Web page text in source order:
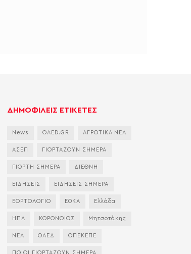
ΔΗΜΟΦΙΛΕΙΣ ΕΤΙΚΕΤΕΣ
News OAED.GR ΑΓΡΟΤΙΚΑ ΝΕΑ
ΑΣΕΠ ΓΙΟΡΤΑΖΟΥΝ ΣΗΜΕΡΑ
ΓΙΟΡΤΗ ΣΗΜΕΡΑ ΔΙΕΘΝΗ
ΕΙΔΗΣΕΙΣ ΕΙΔΗΣΕΙΣ ΣΗΜΕΡΑ
ΕΟΡΤΟΛΟΓΙΟ ΕΦΚΑ Ελλάδα
ΗΠΑ ΚΟΡΟΝΟΙΟΣ Μητσοτάκης
ΝΕΑ ΟΑΕΔ ΟΠΕΚΕΠΕ
ΠΟΙΟΙ ΓΙΟΡΤΑΖΟΥΝ ΣΗΜΕΡΑ